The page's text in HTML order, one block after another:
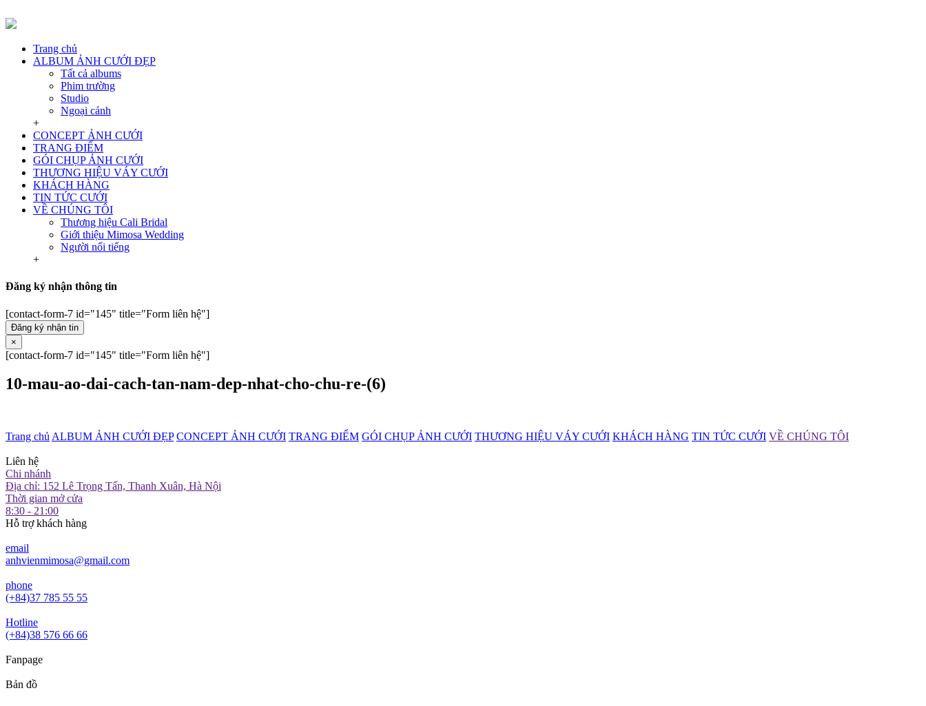
Trang chủ
ALBUM ẢNH CƯỚI ĐẸP
Tất cả albums
Phim trường
Studio
Ngoại cảnh
+
CONCEPT ẢNH CƯỚI
TRANG ĐIỂM
GÓI CHỤP ẢNH CƯỚI
THƯƠNG HIỆU VÁY CƯỚI
KHÁCH HÀNG
TIN TỨC CƯỚI
VỀ CHÚNG TÔI
Thương hiệu Cali Bridal
Giới thiệu Mimosa Wedding
Người nổi tiếng
+
Đăng ký nhận thông tin
[contact-form-7 id="145" title="Form liên hệ"]
Đăng ký nhận tin
×
[contact-form-7 id="145" title="Form liên hệ"]
10-mau-ao-dai-cach-tan-nam-dep-nhat-cho-chu-re-(6)
Trang chủ ALBUM ẢNH CƯỚI ĐẸP CONCEPT ẢNH CƯỚI TRANG ĐIỂM GÓI CHỤP ẢNH CƯỚI THƯƠNG HIỆU VÁY CƯỚI KHÁCH HÀNG TIN TỨC CƯỚI VỀ CHÚNG TÔI
Liên hệ
Chi nhánh
Địa chỉ: 152 Lê Trọng Tấn, Thanh Xuân, Hà Nội
Thời gian mở cửa
8:30 - 21:00
Hỗ trợ khách hàng
email
anhvienmimosa@gmail.com
phone
(+84)37 785 55 55
Hotline
(+84)38 576 66 66
Fanpage
Bản đồ